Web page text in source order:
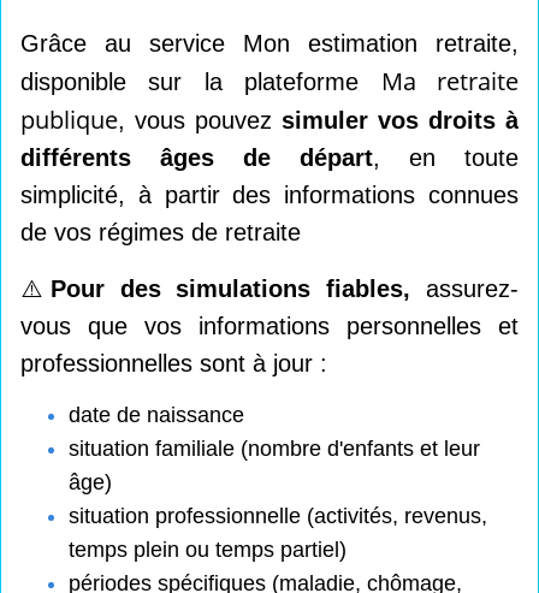
Grâce au service Mon estimation retraite,
disponible sur la plateforme
Ma retraite
publique, vous pouvez simuler vos droits à
différents âges de départ, en toute
simplicité, à partir des informations connues
de vos régimes de retraite
⚠️ Pour des simulations fiables, assurez-
vous que vos informations personnelles et
professionnelles sont à jour :
date de naissance
situation familiale (nombre d'enfants et leur
âge)
situation professionnelle (activités, revenus,
temps plein ou temps partiel)
périodes spécifiques (maladie, chômage,